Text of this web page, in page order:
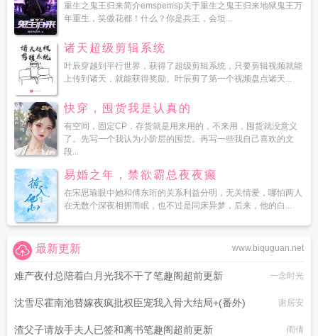
重生之鬼王归来简介emspemsp关于重生之鬼王归来地狱鬼王万
年重生，笑傲花都！什么？你是兵王，会坦...
诸天超级剪辑系统
叶辰穿越到平行世界，获得了超级剪辑系统，只要剪辑视频就能
上传到诸天，就能获得奖励。叶辰剪了第一个视频盘点诸天...
快穿，囤货我是认真的
有空间，固定CP，存货就是用来用的，不来用，囤货就没意义
了。先写一个我认为小阶层的囤货。再写一些我自己喜欢的文
段...
易婚之年，禁欲霸总夜夜癫
在宋思瑜眼中她和傅东珩的关系利益分明，无关情爱，哪怕两人
在无数个深夜相拥而眠，也不过是同床异梦，后来，他的白...
www.biquguan.net
最新更新
难产夜付总陪着白月光我不干了笔趣阁超前更新 一念时光
沈雪尽霍南池替嫁夜疯批权臣宠我入骨大结局+(番外) 谢居安
渣父子请放手夫人已签和离书笔趣阁超前更新 雨倩